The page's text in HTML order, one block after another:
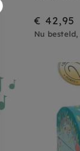
€ 42,95
Nu besteld,